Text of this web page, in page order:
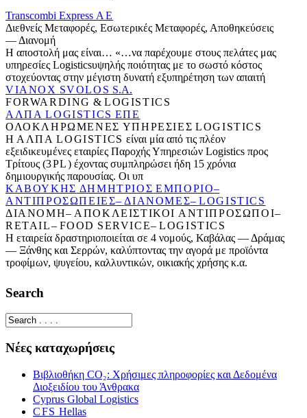
Transcombi Express AE
Διεθνείς Μεταφορές, Εσωτερικές Μεταφορές, Αποθηκεύσεις
— Διανομή
Η αποστολή μας είναι… «…να παρέχουμε στους πελάτες μας
υπηρεσίες Logis­tic­sυψηλής ποιότητας με το σωστό κόστος
στοχεύοντας στην μέγιστη δυνατή εξυπηρέτηση των απαιτή
VIANOX SVO­LOS S.A.
FOR­WARD­ING & LOGISTICS
ΑΛΠΑ LOGIS­TICS ΕΠΕ
ΟΛΟΚΛΗΡΩΜΕΝΕΣ ΥΠΗΡΕΣΙΕΣ LOGISTICS
Η ΑΛΠΑ LOGIS­TICS είναι μία από τις πλέον
εξειδικευμένες εταιρίες Παροχής Υπηρεσιών Logis­tics προς
Τρίτους (3PL) έχοντας συμπληρώσει ήδη 15χρόνια
δημιουργικής παρουσίας. Οι υπ
ΚΑΒΟΥΚΗΣ ΔΗΜΗΤΡΙΟΣ ΕΜΠΟΡΙΟ–
ΑΝΤΙΠΡΟΣΩΠΕΙΕΣ– ΔΙΑΝΟΜΕΣ–LOGIS­TICS
ΔΙΑΝΟΜΗ– ΑΠΟΚΛΕΙΣΤΙΚΟΙ ΑΝΤΙΠΡΟΣΩΠΟΙ–
RETAIL– FOOD SER­VICE–LOGISTICS
Η εταιρεία δραστηριοποιείται σε 4 νομούς, Καβάλας — Δράμας
— Ξάνθης και Σερρών, καλύπτοντας την αγορά με προϊόντα
τροφίμων, ψυγείου, καλλυντικών, οικιακής χρήσης κ.α.
Search
Νέες καταχωρήσεις
Βιβλιοθήκη CO₂: Χρήσιμες πληροφορίες και Δεδομένα
Διοξειδίου του Άνθρακα
Cyprus Global Logis­tics
CFS Hel­las